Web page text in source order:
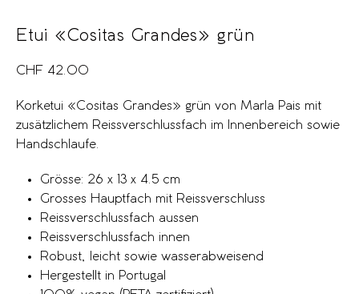
Etui «Cositas Grandes» grün
CHF 42.00
Korketui «Cositas Grandes» grün von Marla Pais mit
zusätzlichem Reissverschlussfach im Innenbereich sowie
Handschlaufe.
Grösse: 26 x 13 x 4.5 cm
Grosses Hauptfach mit Reissverschluss
Reissverschlussfach aussen
Reissverschlussfach innen
Robust, leicht sowie wasserabweisend
Hergestellt in Portugal